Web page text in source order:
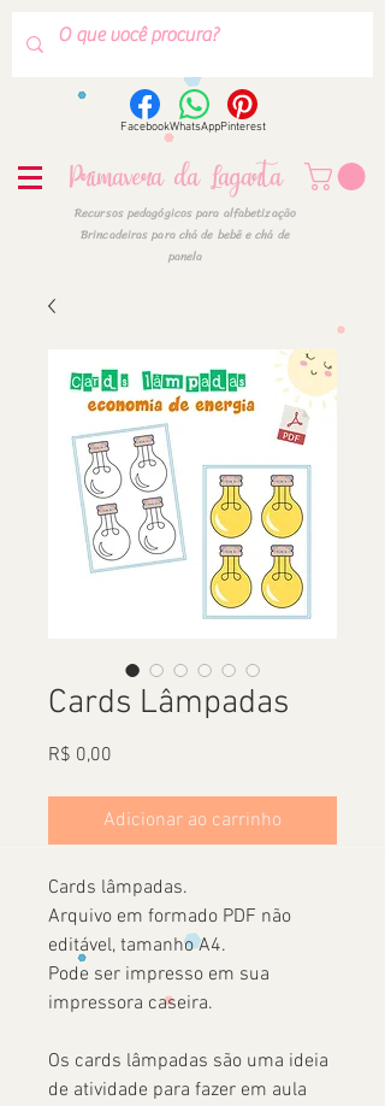
FacebookWhatsAppPinterest
Primavera da Lagarta
Recursos pedagógicos para alfabetização
Brincadeiras para chá de bebê e chá de
panela
Cards Lâmpadas
R$ 0,00
Adicionar ao carrinho
Cards lâmpadas.
Arquivo em formado PDF não
editável, tamanho A4.
Pode ser impresso em sua
impressora caseira.
Os cards lâmpadas são uma ideia
de atividade para fazer em aula